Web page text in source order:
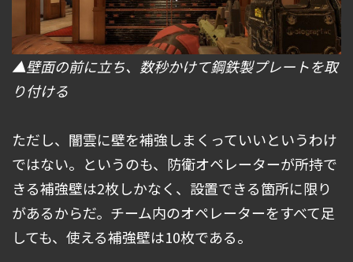
▲壁面の前に立ち、数秒かけて鋼鉄製プレートを取
り付ける
ただし、闇雲に壁を補強しまくっていいというわけ
ではない。というのも、防衛オペレーターが所持で
きる補強壁は2枚しかなく、設置できる箇所に限り
があるからだ。チーム内のオペレーターをすべて足
しても、使える補強壁は10枚である。